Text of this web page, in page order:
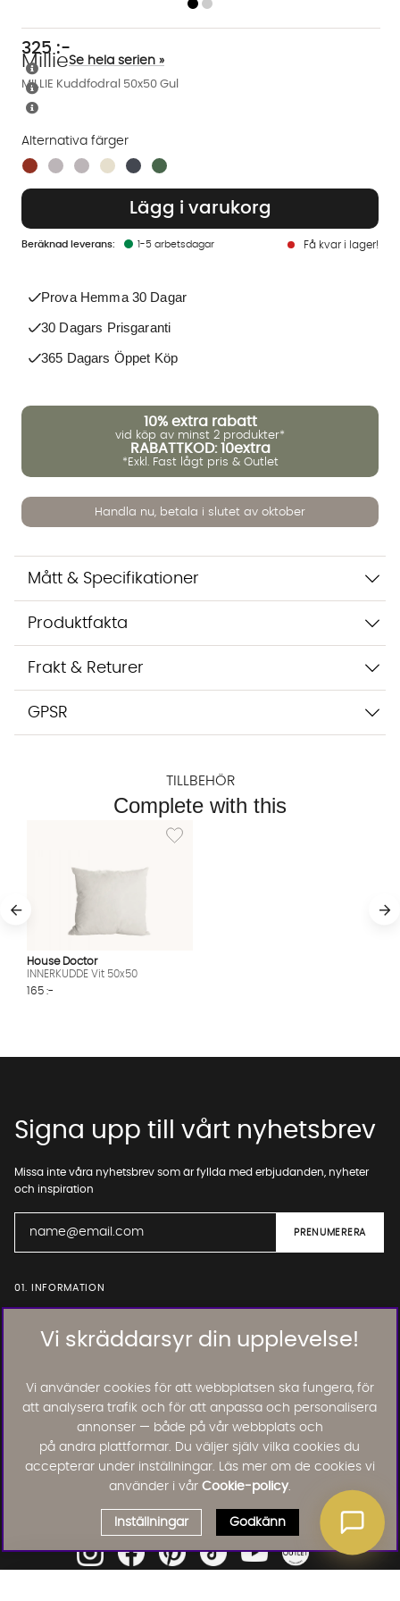
MILLIE Kuddfodral 50x50 Gul
MillieSe hela serien »
325 :-
Lägg i varukorg
1-5 arbetsdagar Få kvar i lager!
Alternativa färger
Finns även i dessa färger:
Prova Hemma 30 Dagar
30 Dagars Prisgaranti
365 Dagars Öppet Köp
10% extra rabatt
vid köp av minst 2 produkter*
RABATTKOD: 10extra
*Exkl. Fast lågt pris & Outlet
Handla nu, betala i slutet av oktober
Mått & Specifikationer
Produktfakta
Frakt & Returer
GPSR
TILLBEHÖR
Complete with this
Lägg till i önskelista: INNERKUDDE Vit 50x50
House Doctor
INNERKUDDE Vit 50x50
165 :-
Vi skräddarsyr din upplevelse!
Vi använder cookies för att webbplatsen ska fungera, för
att analysera trafik och för att anpassa och personalisera
annonser — både på vår webbplats och
på andra plattformar. Du väljer själv vilka cookies du
accepterar under inställningar. Läs mer om de cookies vi
använder i vår Cookie-policy.
Inställningar Godkänn
Signa upp till vårt nyhetsbrev
Missa inte våra nyhetsbrev som är fyllda med erbjudanden, nyheter
och inspiration
01. INFORMATION
Läs och lämna kundomdömen:
Vi använder AI för att svara på dina frågor. Konversationen
sparas i upp till 24 timmar för att kunna hjälpa dig. Vi delar
inte dina uppgifter med tredje part. Läs mer i vår